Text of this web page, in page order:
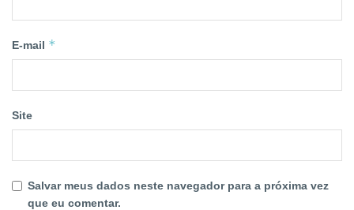
E-mail *
Site
Salvar meus dados neste navegador para a próxima vez
que eu comentar.